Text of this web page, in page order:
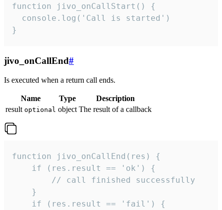
function jivo_onCallStart() {
  console.log('Call is started')
}
jivo_onCallEnd#
Is executed when a return call ends.
Name Type
Description
result optional object The result of a callback
function jivo_onCallEnd(res) {
    if (res.result == 'ok') {
        // call finished successfully
    }
    if (res.result == 'fail') {